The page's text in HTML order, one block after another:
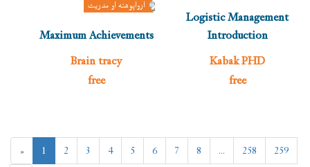
Logistic Management
Introduction
Kabak PHD
free
ارواپوهنه او مدريت
Maximum Achievements
Brain tracy
free
« 1 2 3 4 5 6 7 8 ... 258
259